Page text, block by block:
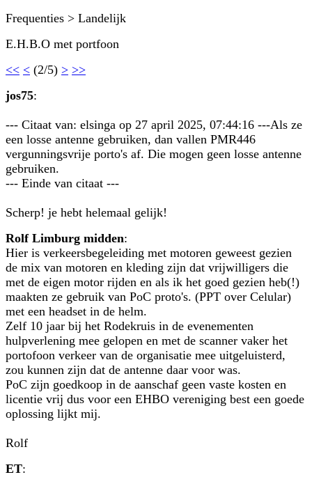
Frequenties > Landelijk
E.H.B.O met portfoon
<< < (2/5) > >>
jos75:
--- Citaat van: elsinga op 27 april 2025, 07:44:16 ---Als ze
een losse antenne gebruiken, dan vallen PMR446
vergunningsvrije porto's af. Die mogen geen losse antenne
gebruiken.
--- Einde van citaat ---
Scherp! je hebt helemaal gelijk!
Rolf Limburg midden:
Hier is verkeersbegeleiding met motoren geweest gezien
de mix van motoren en kleding zijn dat vrijwilligers die
met de eigen motor rijden en als ik het goed gezien heb(!)
maakten ze gebruik van PoC proto's. (PPT over Celular)
met een headset in de helm.
Zelf 10 jaar bij het Rodekruis in de evenementen
hulpverlening mee gelopen en met de scanner vaker het
portofoon verkeer van de organisatie mee uitgeluisterd,
zou kunnen zijn dat de antenne daar voor was.
PoC zijn goedkoop in de aanschaf geen vaste kosten en
licentie vrij dus voor een EHBO vereniging best een goede
oplossing lijkt mij.
Rolf
ET: